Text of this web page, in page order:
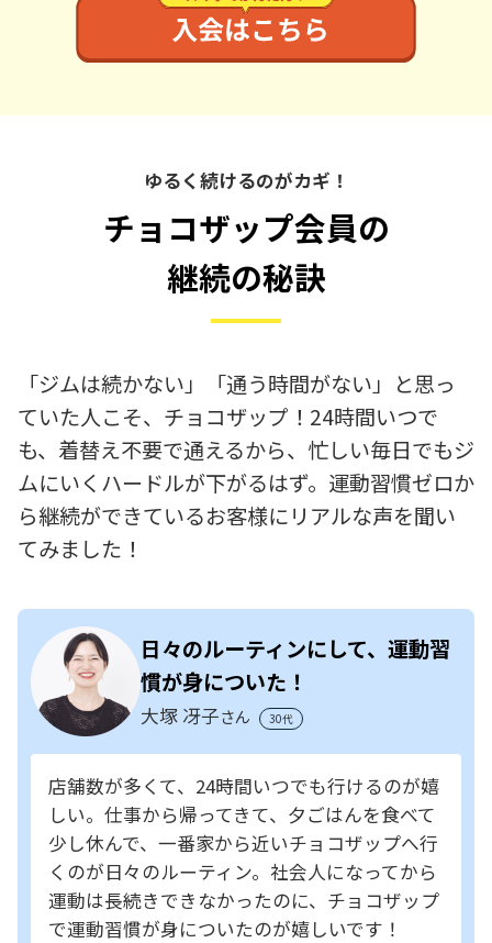
ゆるく続けるのがカギ！
チョコザップ会員の
継続の秘訣
「ジムは続かない」「通う時間がない」と思っ
ていた人こそ、チョコザップ！24時間いつで
も、着替え不要で通えるから、忙しい毎日でもジ
ムにいくハードルが下がるはず。運動習慣ゼロか
ら継続ができているお客様にリアルな声を聞い
てみました！
日々のルーティンにして、運動習
慣が身についた！
大塚 冴子さん 30代
店舗数が多くて、24時間いつでも行けるのが嬉
しい。仕事から帰ってきて、夕ごはんを食べて
少し休んで、一番家から近いチョコザップへ行
くのが日々のルーティン。社会人になってから
運動は長続きできなかったのに、チョコザップ
で運動習慣が身についたのが嬉しいです！